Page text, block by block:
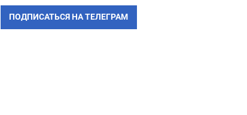
ПОДПИСАТЬСЯ НА ТЕЛЕГРАМ